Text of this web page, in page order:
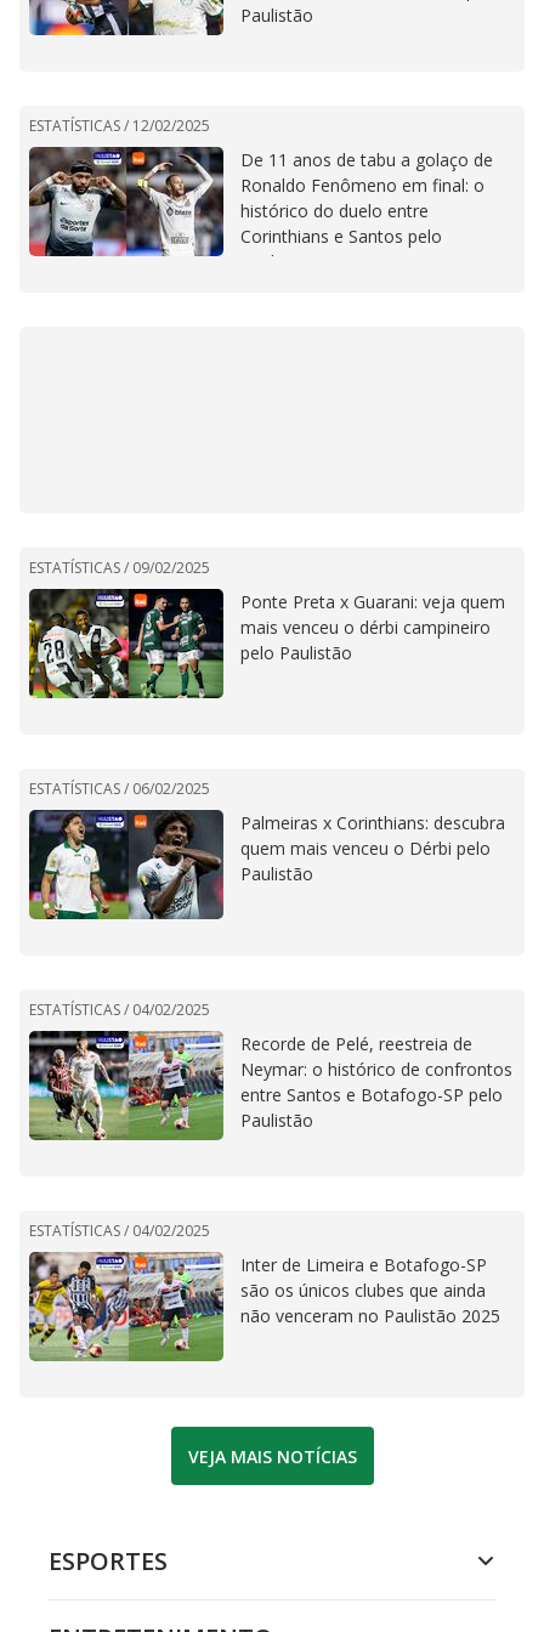
Paulistão
ESTATÍSTICAS / 12/02/2025
De 11 anos de tabu a golaço de
Ronaldo Fenômeno em final: o
histórico do duelo entre
Corinthians e Santos pelo
Paulistão
ESTATÍSTICAS / 09/02/2025
Ponte Preta x Guarani: veja quem
mais venceu o dérbi campineiro
pelo Paulistão
ESTATÍSTICAS / 06/02/2025
Palmeiras x Corinthians: descubra
quem mais venceu o Dérbi pelo
Paulistão
ESTATÍSTICAS / 04/02/2025
Recorde de Pelé, reestreia de
Neymar: o histórico de confrontos
entre Santos e Botafogo-SP pelo
Paulistão
ESTATÍSTICAS / 04/02/2025
Inter de Limeira e Botafogo-SP
são os únicos clubes que ainda
não venceram no Paulistão 2025
VEJA MAIS NOTÍCIAS
ESPORTES